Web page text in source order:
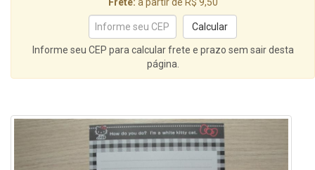
Frete: a partir de R$ 9,50
Informe seu CEP para calcular frete e prazo sem sair desta
página.